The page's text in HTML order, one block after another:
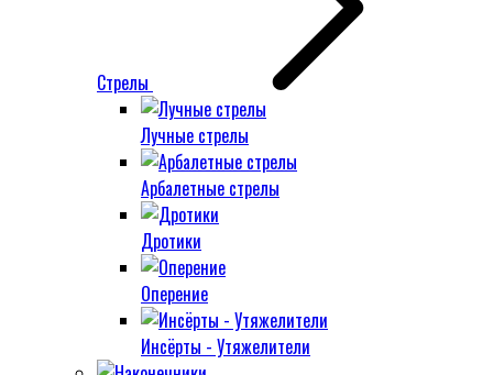
Стрелы
Лучные стрелы
Арбалетные стрелы
Дротики
Оперение
Инсёрты - Утяжелители